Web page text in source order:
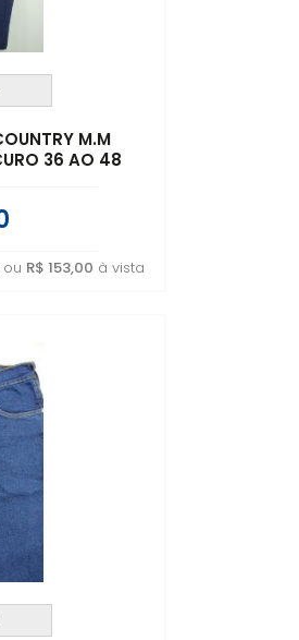
M.M
36 AO 48
R$ 153,00 à vista